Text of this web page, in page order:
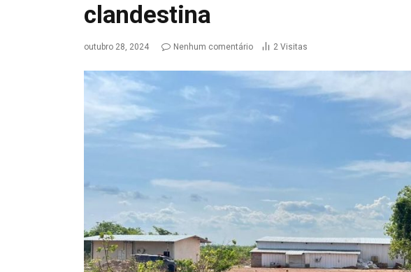
clandestina
outubro 28, 2024 Nenhum comentário 2 Visitas